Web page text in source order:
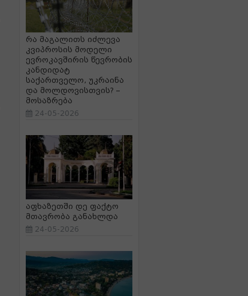
რა მაგალითს იძლევა
კვიპროსის მოდელი
ევროკავშირის წევრობის
კანდიდატ
საქართველო, უკრაინა
და მოლდოვისთვის? –
მოსაზრება
24-05-2026
აფხაზეთში დე ფაქტო
მთავრობა განახლდა
24-05-2026